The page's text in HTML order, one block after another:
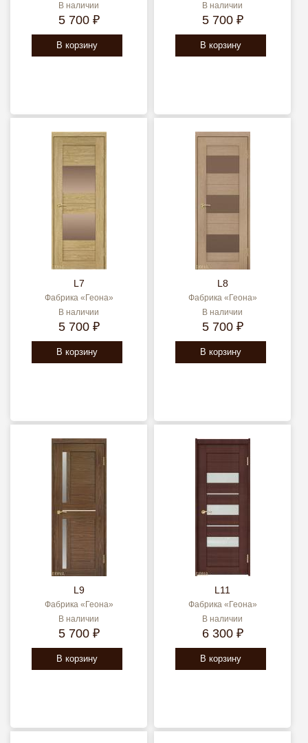
В наличии
5 700 ₽
В корзину
В наличии
5 700 ₽
В корзину
L7
Фабрика «Геона»
В наличии
5 700 ₽
В корзину
L8
Фабрика «Геона»
В наличии
5 700 ₽
В корзину
L9
Фабрика «Геона»
В наличии
5 700 ₽
В корзину
L11
Фабрика «Геона»
В наличии
6 300 ₽
В корзину